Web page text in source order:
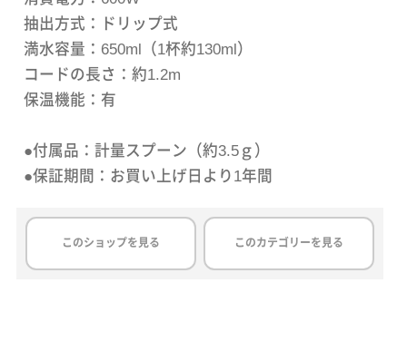
抽出方式：ドリップ式
満水容量：650ml（1杯約130ml）
コードの長さ：約1.2m
保温機能：有
●付属品：計量スプーン（約3.5ｇ）
●保証期間：お買い上げ日より1年間
このショップを見る このカテゴリーを見る